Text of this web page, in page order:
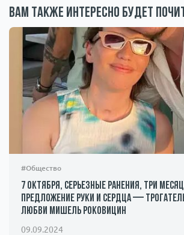
Вам также интересно будет
#Общество
7 октября, серьезные ранения, три
предложение руки и сердца —
любви Мишель Роковицин
09.09.2024